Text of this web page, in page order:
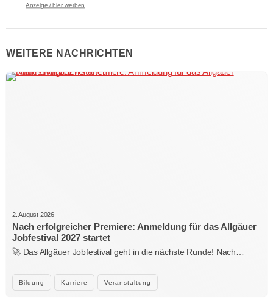
Anzeige / hier werben
WEITERE NACHRICHTEN
Bildung Karriere Veranstaltung
2. August 2026
Nach erfolgreicher Premiere: Anmeldung für das Allgäuer
Jobfestival 2027 startet
🚀 Das Allgäuer Jobfestival geht in die nächste Runde! Nach…